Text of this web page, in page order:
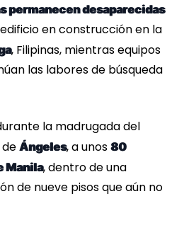
permanecen desaparecidas
en construcción en la
, Filipinas, mientras equipos
las labores de búsqueda
la madrugada del
Ángeles, a unos 80
Manila, dentro de una
de nueve pisos que aún no